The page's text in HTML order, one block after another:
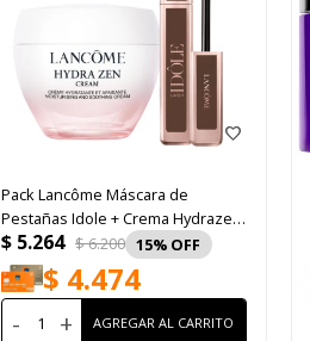
Pack Lancôme Máscara de
Pestañas Idole + Crema Hydrazen
50ml
$ 5.264 $6.200 15
$ 4.474
- +